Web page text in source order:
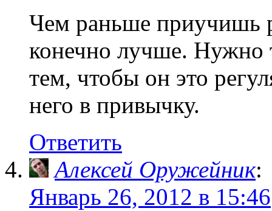
Чем раньше приучишь
конечно лучше. Нужно
тем, чтобы он это
него в привычку.
Ответить
Алексей Оружейник:
Январь 26, 2012 в 15:46